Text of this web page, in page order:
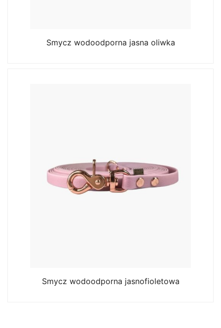
Smycz wodoodporna jasna oliwka
Smycz wodoodporna jasnofioletowa